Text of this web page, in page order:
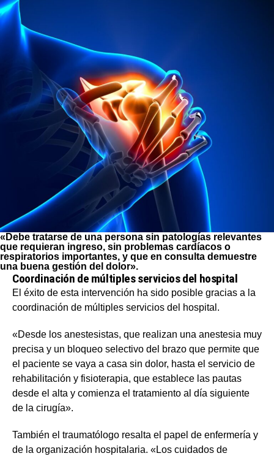
«Debe tratarse de una persona sin patologías relevantes
que requieran ingreso, sin problemas cardíacos o
respiratorios importantes, y que en consulta demuestre
una buena gestión del dolor».
Coordinación de múltiples servicios del hospital
El éxito de esta intervención ha sido posible gracias a la
coordinación de múltiples servicios del hospital.
«Desde los anestesistas, que realizan una anestesia muy
precisa y un bloqueo selectivo del brazo que permite que
el paciente se vaya a casa sin dolor, hasta el servicio de
rehabilitación y fisioterapia, que establece las pautas
desde el alta y comienza el tratamiento al día siguiente
de la cirugía».
También el traumatólogo resalta el papel de enfermería y
de la organización hospitalaria. «Los cuidados de